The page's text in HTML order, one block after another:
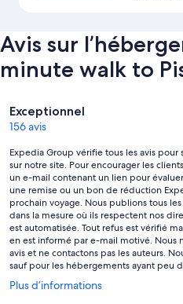
Avis sur
minute walk to
Avis
Exceptionnel
156 avis
Expedia Group vérifie tous les avis pour
sur notre site. Pour encourager les
un e-mail contenant un lien pour
une remise ou un bon de réduction
prochain voyage. Nous publions tous
dans la mesure où ils respectent nos
est automatisée. Tout refus est vérifié
en est informé par e-mail motivé. Nous
avis et ne contactons pas les auteurs.
sauf pour les hébergements ayant peu
Plus d’informations
S’ouvre